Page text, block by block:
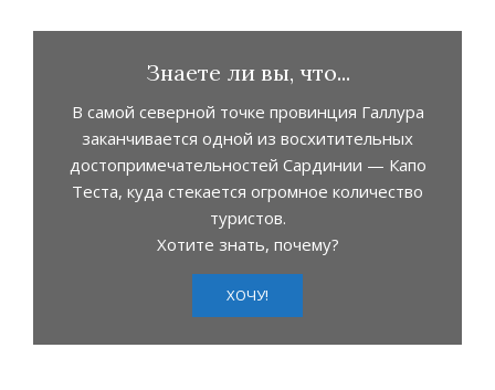
Знаете ли вы, что...
В самой северной точке провинция Галлура
заканчивается одной из восхитительных
достопримечательностей Сардинии — Капо
Теста, куда стекается огромное количество
туристов.
Хотите знать, почему?
ХОЧУ!